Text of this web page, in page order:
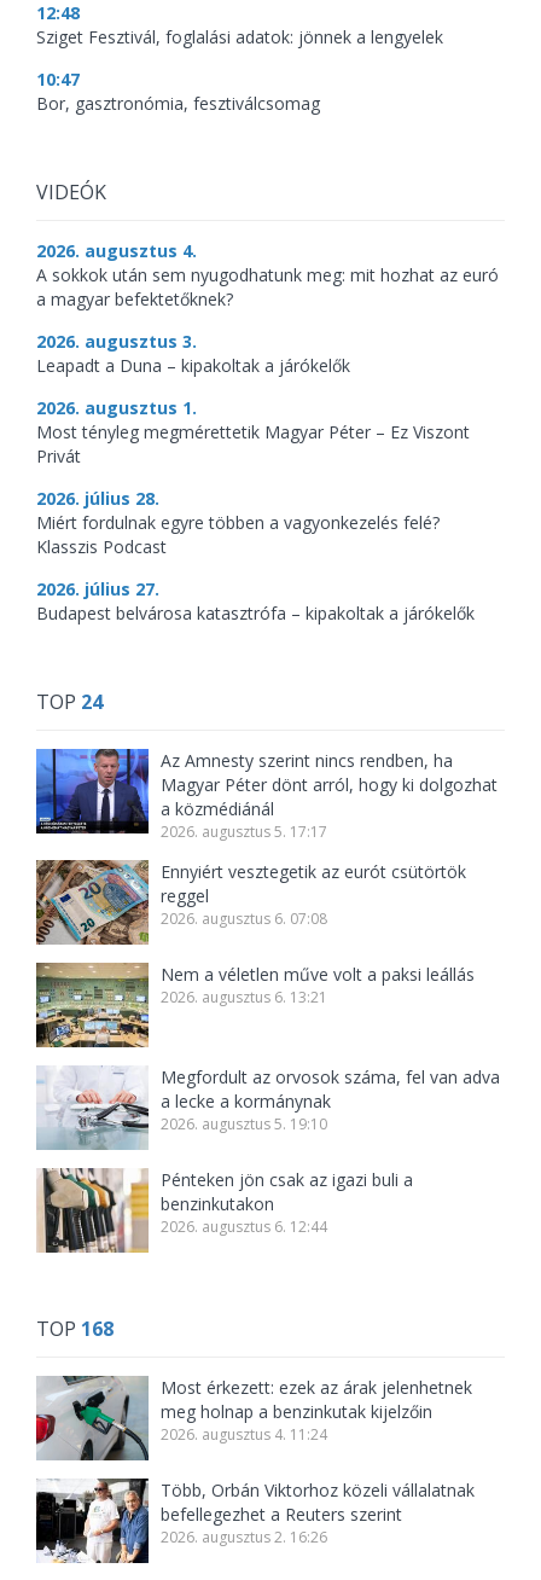
12:48
Sziget Fesztivál, foglalási adatok: jönnek a lengyelek
10:47
Bor, gasztronómia, fesztiválcsomag
VIDEÓK
2026. augusztus 4.
A sokkok után sem nyugodhatunk meg: mit hozhat az euró
a magyar befektetőknek?
2026. augusztus 3.
Leapadt a Duna – kipakoltak a járókelők
2026. augusztus 1.
Most tényleg megmérettetik Magyar Péter – Ez Viszont
Privát
2026. július 28.
Miért fordulnak egyre többen a vagyonkezelés felé?
Klasszis Podcast
2026. július 27.
Budapest belvárosa katasztrófa – kipakoltak a járókelők
TOP 24
Az Amnesty szerint nincs rendben, ha
Magyar Péter dönt arról, hogy ki dolgozhat
a közmédiánál
2026. augusztus 5. 17:17
Ennyiért vesztegetik az eurót csütörtök
reggel
2026. augusztus 6. 07:08
Nem a véletlen műve volt a paksi leállás
2026. augusztus 6. 13:21
Megfordult az orvosok száma, fel van adva
a lecke a kormánynak
2026. augusztus 5. 19:10
Pénteken jön csak az igazi buli a
benzinkutakon
2026. augusztus 6. 12:44
TOP 168
Most érkezett: ezek az árak jelenhetnek
meg holnap a benzinkutak kijelzőin
2026. augusztus 4. 11:24
Több, Orbán Viktorhoz közeli vállalatnak
befellegezhet a Reuters szerint
2026. augusztus 2. 16:26